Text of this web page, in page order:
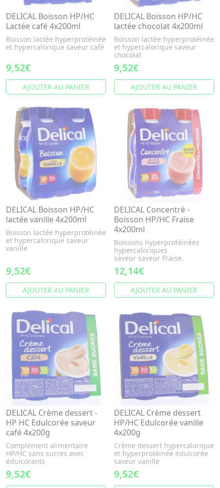
DELICAL Boisson HP/HC
Lactée café 4x200ml
Boisson lactée hyperprotéinée
et hypercalorique saveur café
9,52€
AJOUTER AU PANIER
DELICAL Boisson HP/HC
lactée chocolat 4x200ml
Boisson lactée hyperprotéinée
et hypercalorique saveur
chocolat
9,52€
AJOUTER AU PANIER
DELICAL Boisson HP/HC
lactée vanille 4x200ml
Boisson lactée hyperprotéinée
et hypercalorique saveur
vanille
9,52€
AJOUTER AU PANIER
DELICAL Concentré -
Boisson HP/HC Fraise
4x200ml
Boissons hyperprotéinées
hypercaloriques
saveur saveur Fraise.
12,14€
AJOUTER AU PANIER
DELICAL Crème dessert -
HP HC Edulcorée saveur
café 4x200g
Complément alimentaire
HP/HC sans sucres avec
édulcorants
9,52€
DELICAL Crème dessert
HP/HC Edulcorée vanille
4x200g
Crème dessert hypercalorique
et hyperprotéinée édulcorée
saveur vanille
9,52€